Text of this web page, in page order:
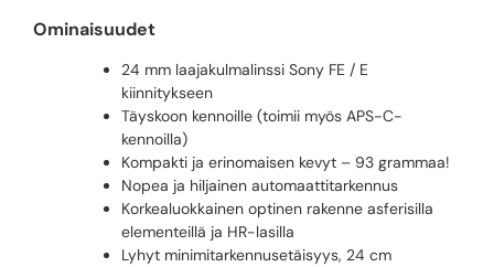
Ominaisuudet
24 mm laajakulmalinssi Sony FE / E
kiinnitykseen
Täyskoon kennoille (toimii myös APS-C-
kennoilla)
Kompakti ja erinomaisen kevyt – 93 grammaa!
Nopea ja hiljainen automaattitarkennus
Korkealuokkainen optinen rakenne asferisilla
elementeillä ja HR-lasilla
Lyhyt minimitarkennusetäisyys, 24 cm